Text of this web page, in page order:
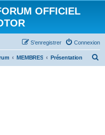
OFFICIEL
Connexion
S’enregistrer
MEMBRES Présentation